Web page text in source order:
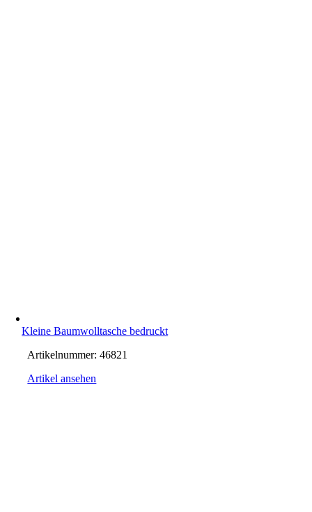
Kleine Baumwolltasche bedruckt
Artikelnummer:46821
Artikel ansehen